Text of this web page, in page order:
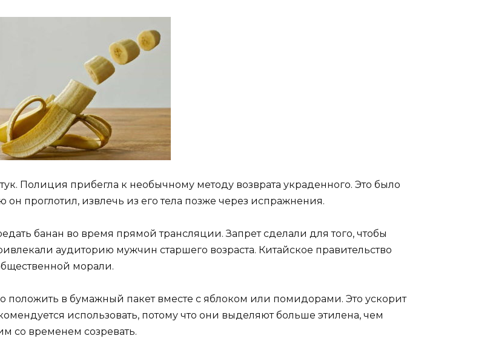
Полиция прибегла к необычному методу возврата украденного. Это было
он проглотил, извлечь из его тела позже через испражнения.
банан во время прямой трансляции. Запрет сделали для того, чтобы
аудиторию мужчин старшего возраста. Китайское правительство
морали.
в бумажный пакет вместе с яблоком или помидорами. Это ускорит
использовать, потому что они выделяют больше этилена, чем
со временем созревать.